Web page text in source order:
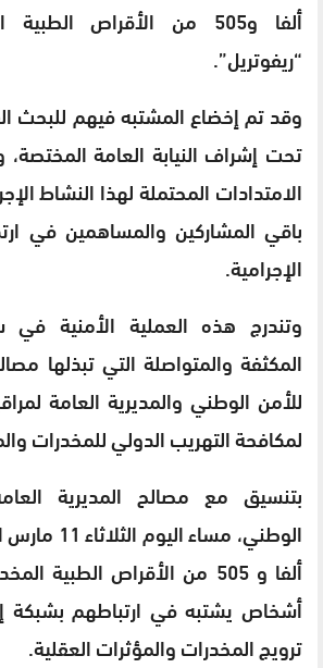
ألفا و505 من الأقراص
“ريفوتريل”.
وقد تم إخضاع المشتبه فيهم للبحث
تحت إشراف النيابة العامة
الامتدادات المحتملة لهذا النشاط
باقي المشاركين والمساهمين في
الإجرامية.
وتندرج هذه العملية الأمنية
المكثفة والمتواصلة التي تبذلها
للأمن الوطني والمديرية العامة
لمكافحة التهريب الدولي للمخدرات
بتنسيق مع مصالح المديرية
ألفا و 505 من الأقراص الطبية
أشخاص يشتبه في ارتباطهم بشبكة
ترويج المخدرات والمؤثرات العقلية.